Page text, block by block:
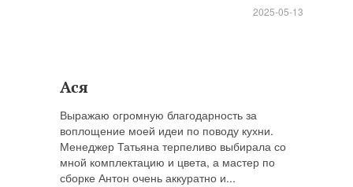
2025-05-13
Ася
Выражаю огромную благодарность за
воплощение моей идеи по поводу кухни.
Менеджер Татьяна терпеливо выбирала со
мной комплектацию и цвета, а мастер по
сборке Антон очень аккуратно и...